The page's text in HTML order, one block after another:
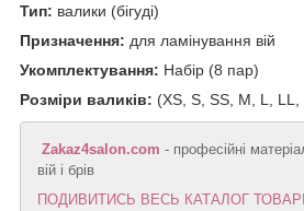
Тип: валики (бігуді)
Призначення: для ламінування вій
Укомплектування: Набір (8 пар)
Розміри валиків: (XS, S, SS, M, L, LL,
Zakaz4salon.com - професійні
вій і брів
ПОДИВИТИСЬ ВЕСЬ КАТАЛОГ